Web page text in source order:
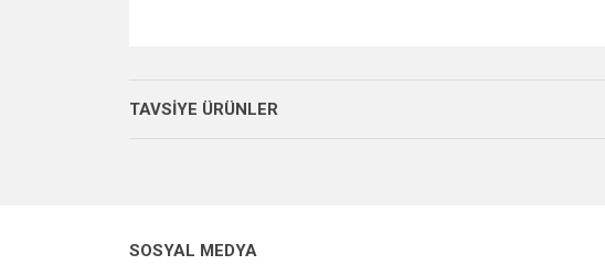
Bu ürüne benzer farklı alternatifler olmalı.
TAVSİYE ÜRÜNLER
SOSYAL MEDYA